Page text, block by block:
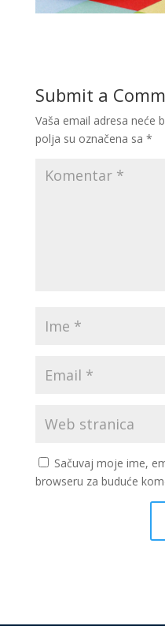
Submit a
Vaša email adresa neće
polja su označena sa *
Sačuvaj moje ime,
browseru za buduće